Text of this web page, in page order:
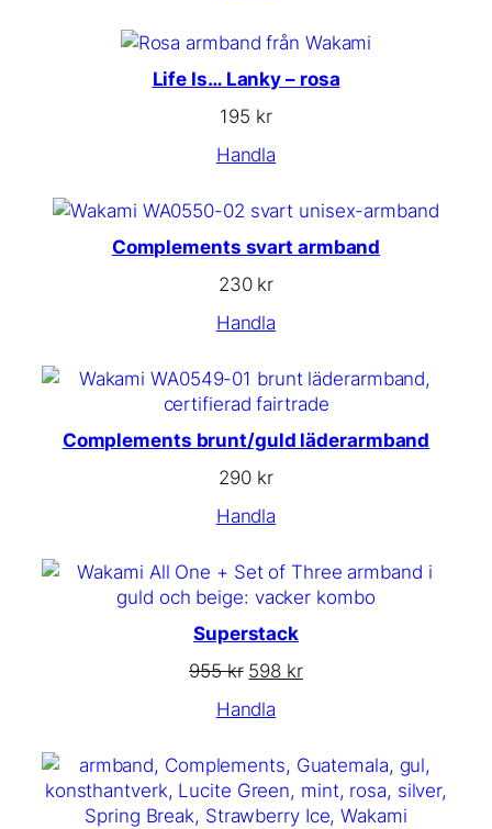
Life Is… Lanky – rosa
195 kr
Handla
Complements svart armband
230 kr
Handla
Complements brunt/guld läderarmband
290 kr
Handla
Superstack
955kr Det
priset
955 kr.
598 krDet
598 kr.
Handla